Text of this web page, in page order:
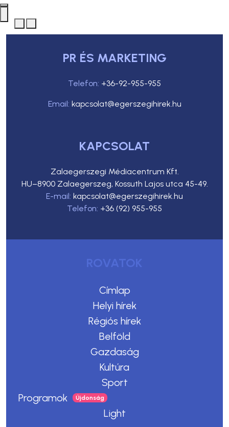
PR ÉS MARKETING
Telefon: +36-92-955-955
Email: kapcsolat@egerszegihirek.hu
KAPCSOLAT
Zalaegerszegi Médiacentrum Kft.
HU–8900 Zalaegerszeg, Kossuth Lajos utca 45-49.
E-mail: kapcsolat@egerszegihirek.hu
Telefon: +36 (92) 955-955
ROVATOK
Címlap
Helyi hírek
Régiós hírek
Belföld
Gazdaság
Kultúra
Sport
Programok
Light